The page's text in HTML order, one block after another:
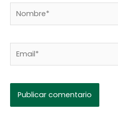
Nombre*
Email*